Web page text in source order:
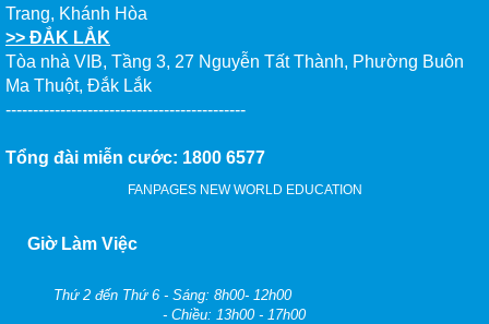
Trang, Khánh Hòa
>> ĐẮK LẮK
Tòa nhà VIB, Tầng 3, 27 Nguyễn Tất Thành, Phường Buôn
Ma Thuột, Đắk Lắk
--------------------------------------------
Tổng đài miễn cước: 1800 6577
FANPAGES NEW WORLD EDUCATION
Giờ Làm Việc
Thứ 2 đến Thứ 6 - Sáng: 8h00- 12h00
- Chiều: 13h00 - 17h00